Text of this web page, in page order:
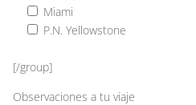
Miami
P.N. Yellowstone
[/group]
Observaciones a tu viaje